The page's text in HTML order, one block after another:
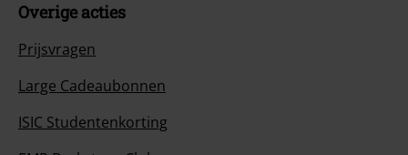
Overige acties
Prijsvragen
Large Cadeaubonnen
ISIC Studentenkorting